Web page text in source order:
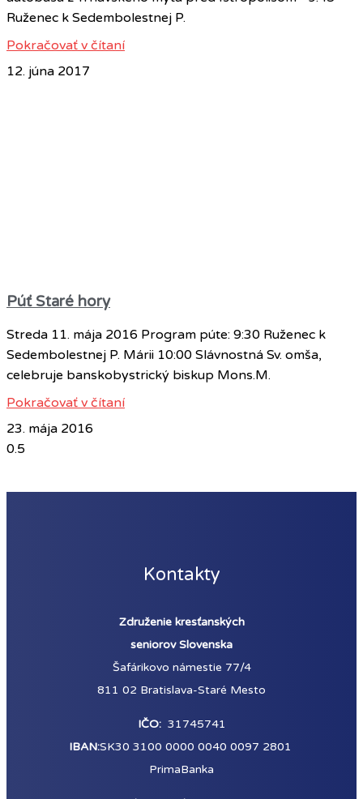
Ruženec k Sedembolestnej P.
Pokračovať v čítaní
12. júna 2017
Púť Staré hory
Streda 11. mája 2016 Program púte: 9:30 Ruženec k
Sedembolestnej P. Márii 10:00 Slávnostná Sv. omša,
celebruje banskobystrický biskup Mons.M.
Pokračovať v čítaní
23. mája 2016
Kontakty
Združenie kresťanských
seniorov Slovenska
Šafárikovo námestie 77/4
811 02 Bratislava-Staré Mesto
IČO:31745741
IBAN:SK30 3100 0000 0040 0097 2801
PrimaBanka